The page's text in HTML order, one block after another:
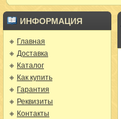
ИНФОРМАЦИЯ
Главная
Доставка
Каталог
Как купить
Гарантия
Реквизиты
Контакты